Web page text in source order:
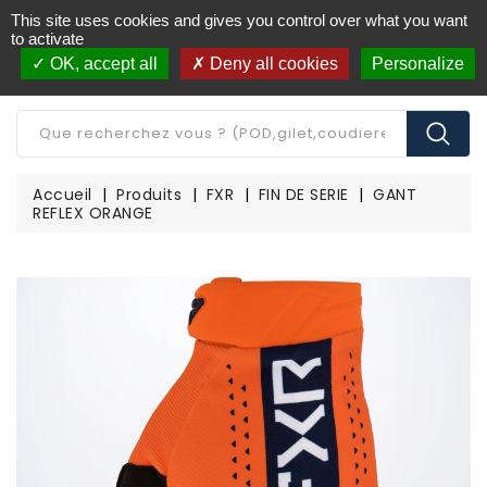
Livraison offerte à partir de 250€ d'achat (*)
CATÉGORIE
Accueil Produits FXR FIN DE SERIE
GANT
REFLEX ORANGE
This site uses cookies and gives you control over what you want
to activate
OK, accept all
Deny all cookies Personalize